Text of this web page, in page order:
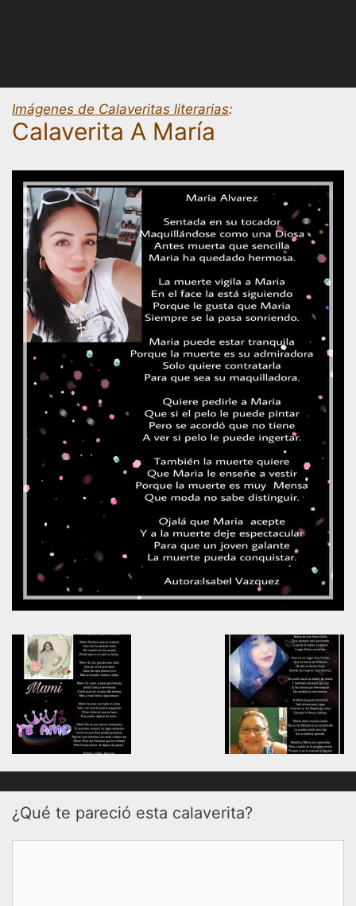
Imágenes de Calaveritas literarias:
Calaverita A María
¿Qué te pareció esta calaverita?